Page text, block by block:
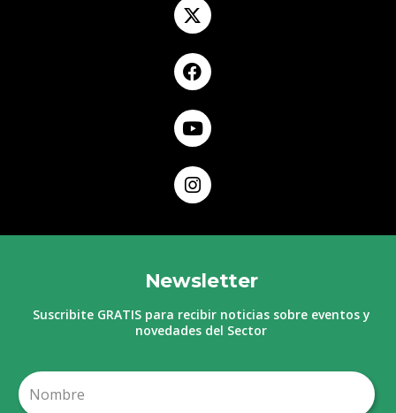
Newsletter
Suscribite GRATIS para recibir noticias sobre eventos y
novedades del Sector